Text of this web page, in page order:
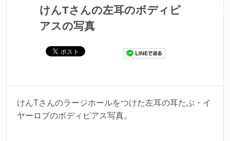
けんTさんの左耳のボディピ
アスの写真
けんTさんのラージホールをつけた左耳の耳たぶ・イ
ヤーロブのボディピアス写真。